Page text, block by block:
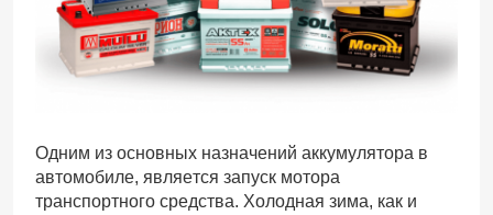
Одним из основных назначений аккумулятора в
автомобиле, является запуск мотора
транспортного средства. Холодная зима, как и